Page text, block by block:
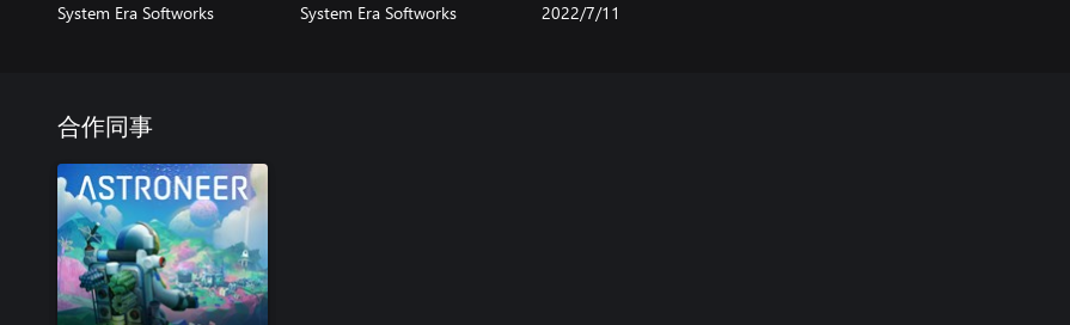
System Era Softworks System Era Softworks 2022/7/11
合作同事